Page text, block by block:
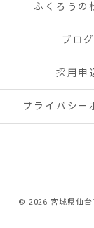
ふくろうの
ブログ
採用申
プライバシー
© 2026 宮城県仙台